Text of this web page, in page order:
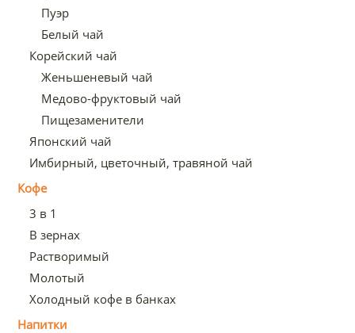
Пуэр
Белый чай
Корейский чай
Женьшеневый чай
Медово-фруктовый чай
Пищезаменители
Японский чай
Имбирный, цветочный, травяной чай
Кофе
3 в 1
В зернах
Растворимый
Молотый
Холодный кофе в банках
Напитки